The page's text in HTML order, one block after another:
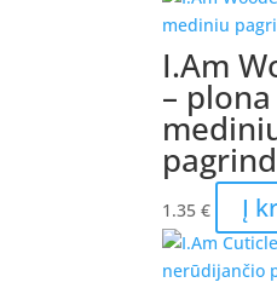
I.Am
–
1.35€ Į